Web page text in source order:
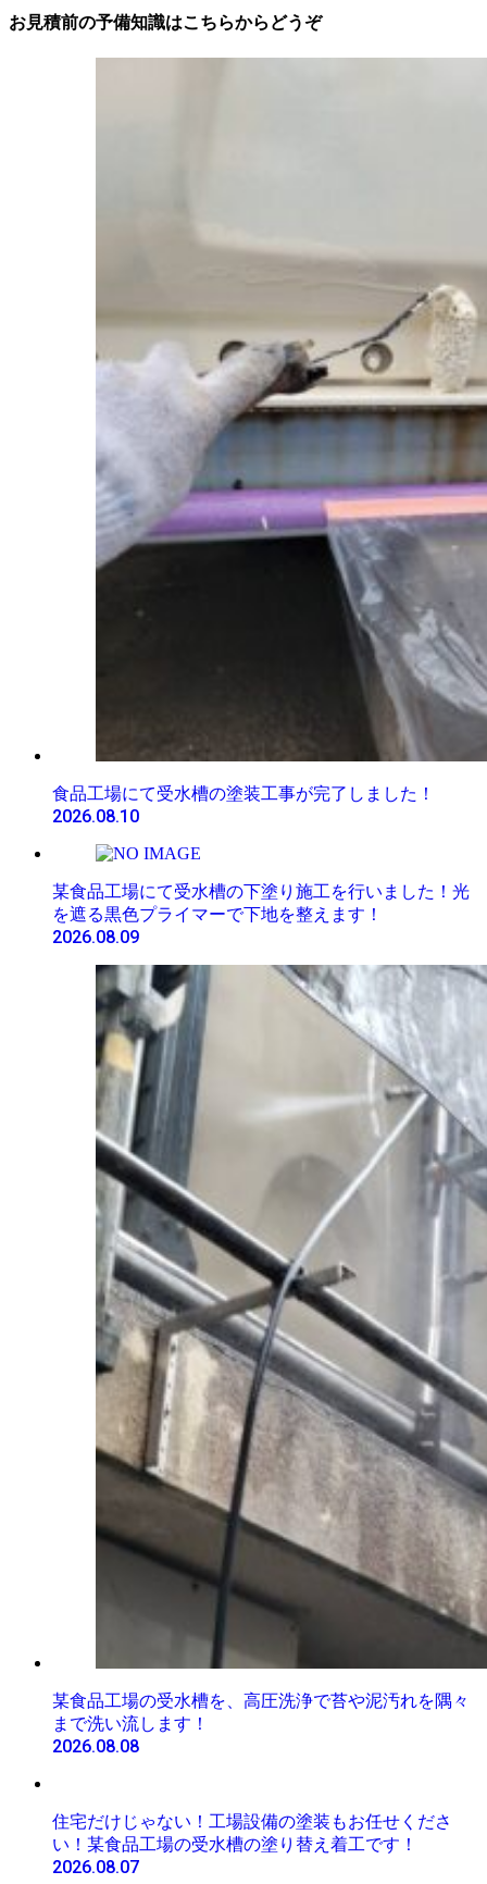
お見積前の予備知識はこちらからどうぞ
食品工場にて受水槽の塗装工事が完了しました！
2026.08.10
某食品工場にて受水槽の下塗り施工を行いました！光
を遮る黒色プライマーで下地を整えます！
2026.08.09
某食品工場の受水槽を、高圧洗浄で苔や泥汚れを隅々
まで洗い流します！
2026.08.08
住宅だけじゃない！工場設備の塗装もお任せくださ
い！某食品工場の受水槽の塗り替え着工です！
2026.08.07